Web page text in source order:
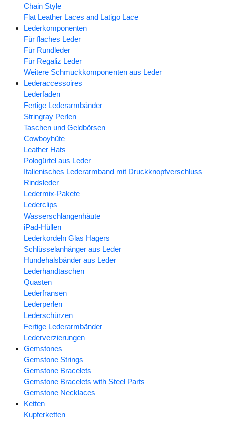
Chain Style
Flat Leather Laces and Latigo Lace
Lederkomponenten
Für flaches Leder
Für Rundleder
Für Regaliz Leder
Weitere Schmuckkomponenten aus Leder
Lederaccessoires
Lederfaden
Fertige Lederarmbänder
Stringray Perlen
Taschen und Geldbörsen
Cowboyhüte
Leather Hats
Pologürtel aus Leder
Italienisches Lederarmband mit Druckknopfverschluss
Rindsleder
Ledermix-Pakete
Lederclips
Wasserschlangenhäute
iPad-Hüllen
Lederkordeln Glas Hagers
Schlüsselanhänger aus Leder
Hundehalsbänder aus Leder
Lederhandtaschen
Quasten
Lederfransen
Lederperlen
Lederschürzen
Fertige Lederarmbänder
Lederverzierungen
Gemstones
Gemstone Strings
Gemstone Bracelets
Gemstone Bracelets with Steel Parts
Gemstone Necklaces
Ketten
Kupferketten